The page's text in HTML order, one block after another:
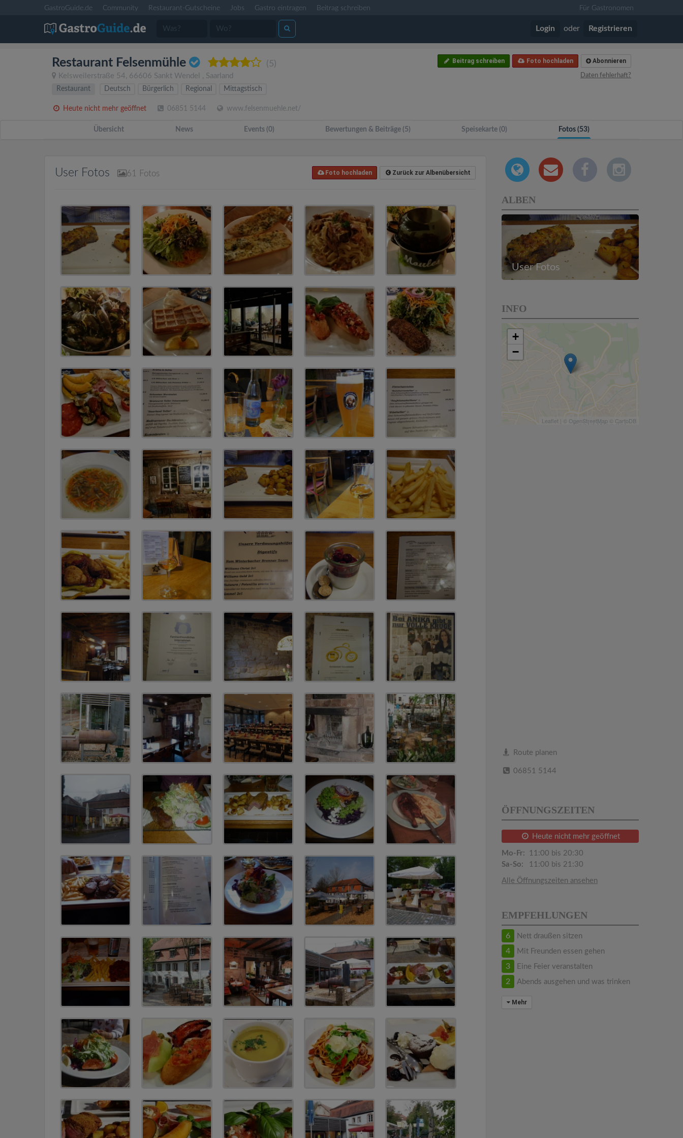
GastroGuide.de Community Restaurant-Gutscheine Jobs Gastro eintragen Beitrag schreiben Für Gastronomen
Login oder Registrieren
Restaurant Felsenmühle (5)
Kelsweilerstraße 54, 66606 Sankt Wendel , Saarland
Abonnieren
Foto hochladen
Beitrag schreiben
Daten fehlerhaft?
Restaurant Deutsch Bürgerlich Regional Mittagstisch
Heute nicht mehr geöffnet 06851 5144 www.felsenmuehle.net/
Übersicht News Events (0) Bewertungen & Beiträge (5) Speisekarte (0) Fotos (53)
Foto hochladen Zurück zur Albenübersicht
User Fotos 61 Fotos
ALBEN
User Fotos
INFO
+
−
Leaflet | © OpenStreetMap © CartoDB
Route planen
06851 5144
ÖFFNUNGSZEITEN
Heute nicht mehr geöffnet
Mo-Fr:
11:00 bis 20:30
Sa-So:
11:00 bis 21:30
Alle Öffnungszeiten ansehen
EMPFEHLUNGEN
6 Nett draußen sitzen
4 Mit Freunden essen gehen
3 Eine Feier veranstalten
2 Abends ausgehen und was trinken
Mehr